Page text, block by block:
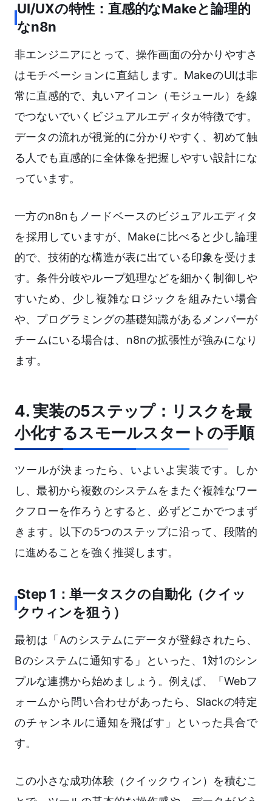
UI/UXの特性：直感的なMakeと論理的
なn8n
非エンジニアにとって、操作画面の分かりやすさ
はモチベーションに直結します。MakeのUIは非
常に直感的で、丸いアイコン（モジュール）を線
でつないでいくビジュアルエディタが特徴です。
データの流れが視覚的に分かりやすく、初めて触
る人でも直感的に全体像を把握しやすい設計にな
っています。
一方のn8nもノードベースのビジュアルエディタ
を採用していますが、Makeに比べると少し論理
的で、技術的な構造が表に出ている印象を受けま
す。条件分岐やループ処理などを細かく制御しや
すいため、少し複雑なロジックを組みたい場合
や、プログラミングの基礎知識があるメンバーが
チームにいる場合は、n8nの拡張性が強みになり
ます。
4. 実装の5ステップ：リスクを最
小化するスモールスタートの手順
ツールが決まったら、いよいよ実装です。しか
し、最初から複数のシステムをまたぐ複雑なワー
クフローを作ろうとすると、必ずどこかでつまず
きます。以下の5つのステップに沿って、段階的
に進めることを強く推奨します。
Step 1：単一タスクの自動化（クイッ
クウィンを狙う）
最初は「Aのシステムにデータが登録されたら、
Bのシステムに通知する」といった、1対1のシン
プルな連携から始めましょう。例えば、「Webフ
ォームから問い合わせがあったら、Slackの特定
のチャンネルに通知を飛ばす」といった具合で
す。
この小さな成功体験（クイックウィン）を積むこ